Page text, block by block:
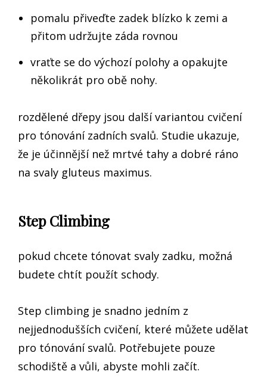
pomalu přiveďte zadek blízko k zemi a
přitom udržujte záda rovnou
vraťte se do výchozí polohy a opakujte
několikrát pro obě nohy.
rozdělené dřepy jsou další variantou cvičení
pro tónování zadních svalů. Studie ukazuje,
že je účinnější než mrtvé tahy a dobré ráno
na svaly gluteus maximus.
Step Climbing
pokud chcete tónovat svaly zadku, možná
budete chtít použít schody.
Step climbing je snadno jedním z
nejjednodušších cvičení, které můžete udělat
pro tónování svalů. Potřebujete pouze
schodiště a vůli, abyste mohli začít.